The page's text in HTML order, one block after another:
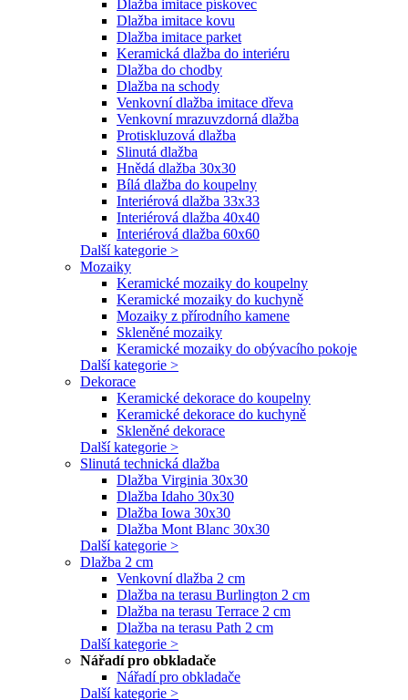
Dlažba imitace pískovec
Dlažba imitace kovu
Dlažba imitace parket
Keramická dlažba do interiéru
Dlažba do chodby
Dlažba na schody
Venkovní dlažba imitace dřeva
Venkovní mrazuvzdorná dlažba
Protiskluzová dlažba
Slinutá dlažba
Hnědá dlažba 30x30
Bílá dlažba do koupelny
Interiérová dlažba 33x33
Interiérová dlažba 40x40
Interiérová dlažba 60x60
Další kategorie >
Mozaiky
Keramické mozaiky do koupelny
Keramické mozaiky do kuchyně
Mozaiky z přírodního kamene
Skleněné mozaiky
Keramické mozaiky do obývacího pokoje
Další kategorie >
Dekorace
Keramické dekorace do koupelny
Keramické dekorace do kuchyně
Skleněné dekorace
Další kategorie >
Slinutá technická dlažba
Dlažba Virginia 30x30
Dlažba Idaho 30x30
Dlažba Iowa 30x30
Dlažba Mont Blanc 30x30
Další kategorie >
Dlažba 2 cm
Venkovní dlažba 2 cm
Dlažba na terasu Burlington 2 cm
Dlažba na terasu Terrace 2 cm
Dlažba na terasu Path 2 cm
Další kategorie >
Nářadí pro obkladače
Nářadí pro obkladače
Další kategorie >